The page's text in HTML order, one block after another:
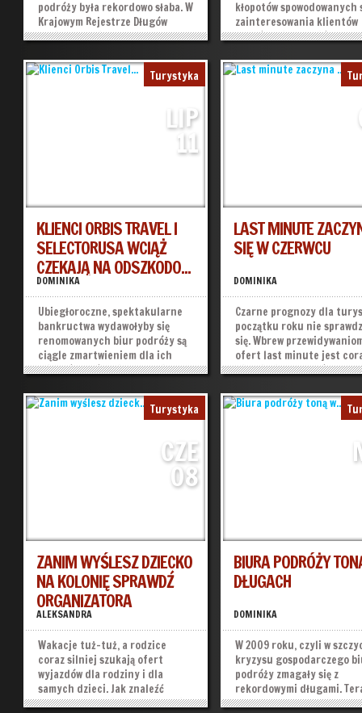
podróży była rekordowo słaba. W
Krajowym Rejestrze Długów
znajdowało się aż 166
»»
kłopotów
zainteresowania klientów
podróżami do krajów
wyrasta im poważna
konkurencja.
Turystyka
LIP
11
KLIENCI ORBIS TRAVEL I
SELECTORUSA WCIĄŻ
CZEKAJĄ NA ODSZKODO...
DOMINIKA
Ubiegłoroczne, spektakularne
bankructwa wydawołyby się
renomowanych biur podróży są
ciągle zmartwieniem dla ich
klientów, którzy jeszcze nie
zmarnowane wakacje.
»»
LAST MINUTE
SIĘ W CZERWCU
DOMINIKA
Czarne prognozy dla
początku roku nie
się. Wbrew
ofert last minute jest
więcej. Biura podróży do
Turystyka
CZE
08
ZANIM WYŚLESZ DZIECKO
NA KOLONIĘ SPRAWDŹ
ORGANIZATORA
ALEKSANDRA
Wakacje tuż-tuż, a rodzice
coraz silniej szukają ofert
wyjazdów dla rodziny i dla
samych dzieci. Jak znaleźć
dobrą propozycję, jednocześnie
BIURA PODRÓŻY
DŁUGACH
DOMINIKA
W 2009 roku, czyli w
kryzysu gospodarczego
podróży zmagały się z
rekordowymi długami.
choć echa kryzysu już